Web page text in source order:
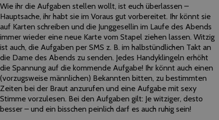
Wie ihr die Aufgaben stellen wollt, ist euch überlassen –
Hauptsache, ihr habt sie im Voraus gut vorbereitet. Ihr könnt sie
auf Karten schreiben und die Junggesellin im Laufe des Abends
immer wieder eine neue Karte vom Stapel ziehen lassen. Witzig
ist auch, die Aufgaben per SMS z. B. im halbstündlichen Takt an
die Dame des Abends zu senden. Jedes Handyklingeln erhöht
die Spannung auf die kommende Aufgabe! Ihr könnt auch einen
(vorzugsweise männlichen) Bekannten bitten, zu bestimmten
Zeiten bei der Braut anzurufen und eine Aufgabe mit sexy
Stimme vorzulesen. Bei den Aufgaben gilt: Je witziger, desto
besser – und ein bisschen peinlich darf es auch ruhig sein!